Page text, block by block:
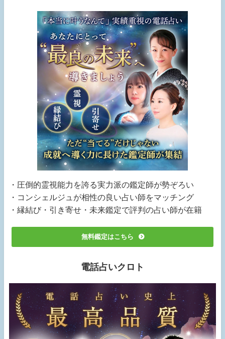
・圧倒的霊視能力を誇る実力派の鑑定師が勢ぞろい
・コンシェルジュが相性の良い占い師をマッチング
・縁結び・引き寄せ・未来鑑定で評判の占い師が在籍
無料鑑定はこちら
電話占いクロト